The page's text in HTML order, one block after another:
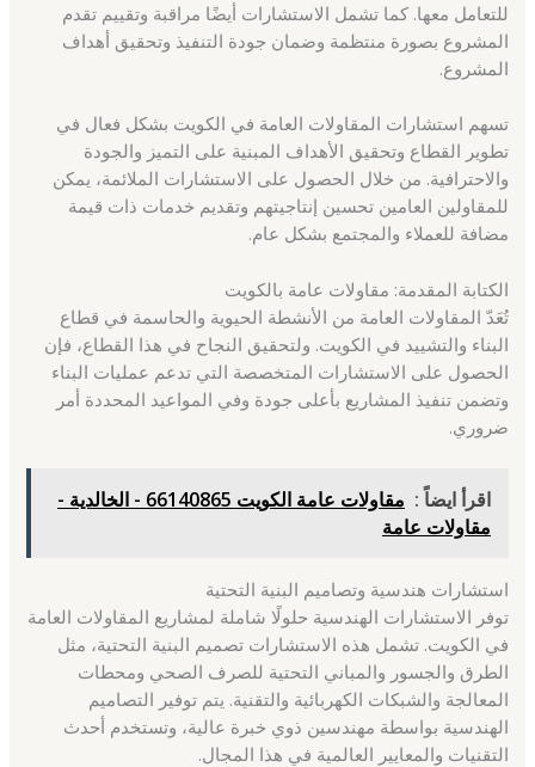
للتعامل معها. كما تشمل الاستشارات أيضًا مراقبة وتقييم تقدم
المشروع بصورة منتظمة وضمان جودة التنفيذ وتحقيق أهداف
المشروع.
تسهم استشارات المقاولات العامة في الكويت بشكل فعال في
تطوير القطاع وتحقيق الأهداف المبنية على التميز والجودة
والاحترافية. من خلال الحصول على الاستشارات الملائمة، يمكن
للمقاولين العامين تحسين إنتاجيتهم وتقديم خدمات ذات قيمة
مضافة للعملاء والمجتمع بشكل عام.
الكتابة المقدمة: مقاولات عامة بالكويت
تُعَدّ المقاولات العامة من الأنشطة الحيوية والحاسمة في قطاع
البناء والتشييد في الكويت. ولتحقيق النجاح في هذا القطاع، فإن
الحصول على الاستشارات المتخصصة التي تدعم عمليات البناء
وتضمن تنفيذ المشاريع بأعلى جودة وفي المواعيد المحددة أمر
ضروري.
اقرأ ايضاً :
مقاولات عامة الكويت 66140865 - الخالدية -
مقاولات عامة
استشارات هندسية وتصاميم البنية التحتية
توفر الاستشارات الهندسية حلولًا شاملة لمشاريع المقاولات العامة
في الكويت. تشمل هذه الاستشارات تصميم البنية التحتية، مثل
الطرق والجسور والمباني التحتية للصرف الصحي ومحطات
المعالجة والشبكات الكهربائية والتقنية. يتم توفير التصاميم
الهندسية بواسطة مهندسين ذوي خبرة عالية، وتستخدم أحدث
التقنيات والمعايير العالمية في هذا المجال.